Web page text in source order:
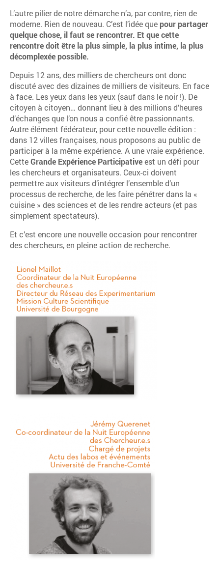
L’autre pilier de notre démarche n’a, par contre, rien de
moderne. Rien de nouveau. C’est l’idée que pour partager
quelque chose, il faut se rencontrer. Et que cette
rencontre doit être la plus simple, la plus intime, la plus
décomplexée possible.
Depuis 12 ans, des milliers de chercheurs ont donc
discuté avec des dizaines de milliers de visiteurs. En face
à face. Les yeux dans les yeux (sauf dans le noir !). De
citoyen à citoyen… donnant lieu à des millions d’heures
d’échanges que l’on nous a confié être passionnants.
Autre élément fédérateur, pour cette nouvelle édition :
dans 12 villes françaises, nous proposons au public de
participer à la même expérience. A une vraie expérience.
CetteGrande Expérience Participativeest un défi pour
les chercheurs et organisateurs. Ceux-ci doivent
permettre aux visiteurs d’intégrer l’ensemble d’un
processus de recherche, de les faire pénétrer dans la «
cuisine » des sciences et de les rendre acteurs (et pas
simplement spectateurs).
Et c’est encore une nouvelle occasion pour rencontrer
des chercheurs, en pleine action de recherche.